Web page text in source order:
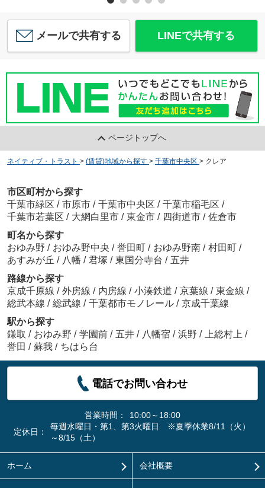
メールで共有する LINEで共有する
ページトップへ
ネイティブ・トラスト > (賃貸)地域から探す > 千葉市中央区 > クレア
市区町村から探す
千葉市緑区 / 市原市 / 千葉市中央区 / 千葉市稲毛区 /
千葉市若葉区 / 大網白里市 / 東金市 / 四街道市 / 佐倉市
町名から探す
おゆみ野 / おゆみ野中央 / 誉田町 / おゆみ野南 / 村田町 /
あすみが丘 / 八幡 / 君塚 / 東国分寺台 / 五井
路線から探す
京成千原線 / 外房線 / 内房線 / 小湊鉄道 / 京葉線 / 東金線 /
総武本線 / 総武線 / 千葉都市モノレール / 京成千葉線
駅から探す
鎌取 / おゆみ野 / 学園前 / 五井 / 八幡宿 / 浜野 / 上総村上 /
誉田 / 蘇我 / ちはら台
電話でお問い合わせ
営業時間：
10:00～18:00
定休日：
毎週水曜日・第1、第3火曜日 ※夏季休業8/11（火）
～8/15（土）
ホーム 会社概要